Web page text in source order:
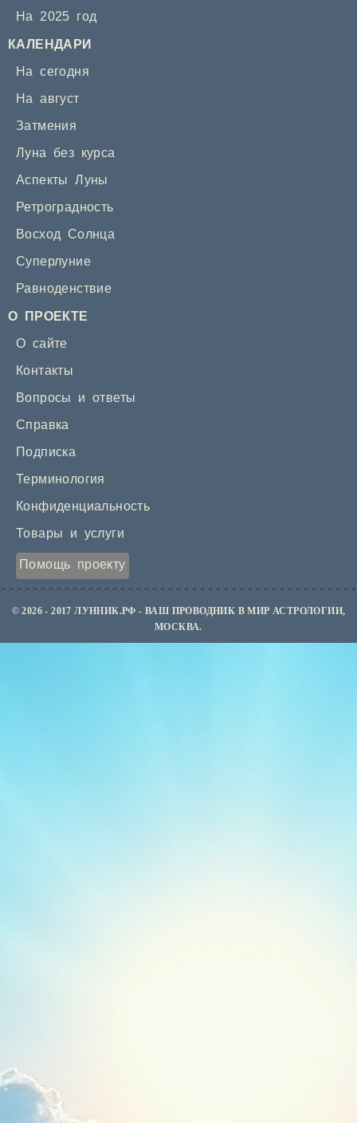
На 2025 год
КАЛЕНДАРИ
На сегодня
На август
Затмения
Луна без курса
Аспекты Луны
Ретроградность
Восход Солнца
Суперлуние
Равноденствие
О ПРОЕКТЕ
О сайте
Контакты
Вопросы и ответы
Справка
Подписка
Терминология
Конфиденциальность
Товары и услуги
Помощь проекту
© 2026 - 2017 ЛУННИК.РФ - ВАШ ПРОВОДНИК В МИР АСТРОЛОГИИ,
МОСКВА.